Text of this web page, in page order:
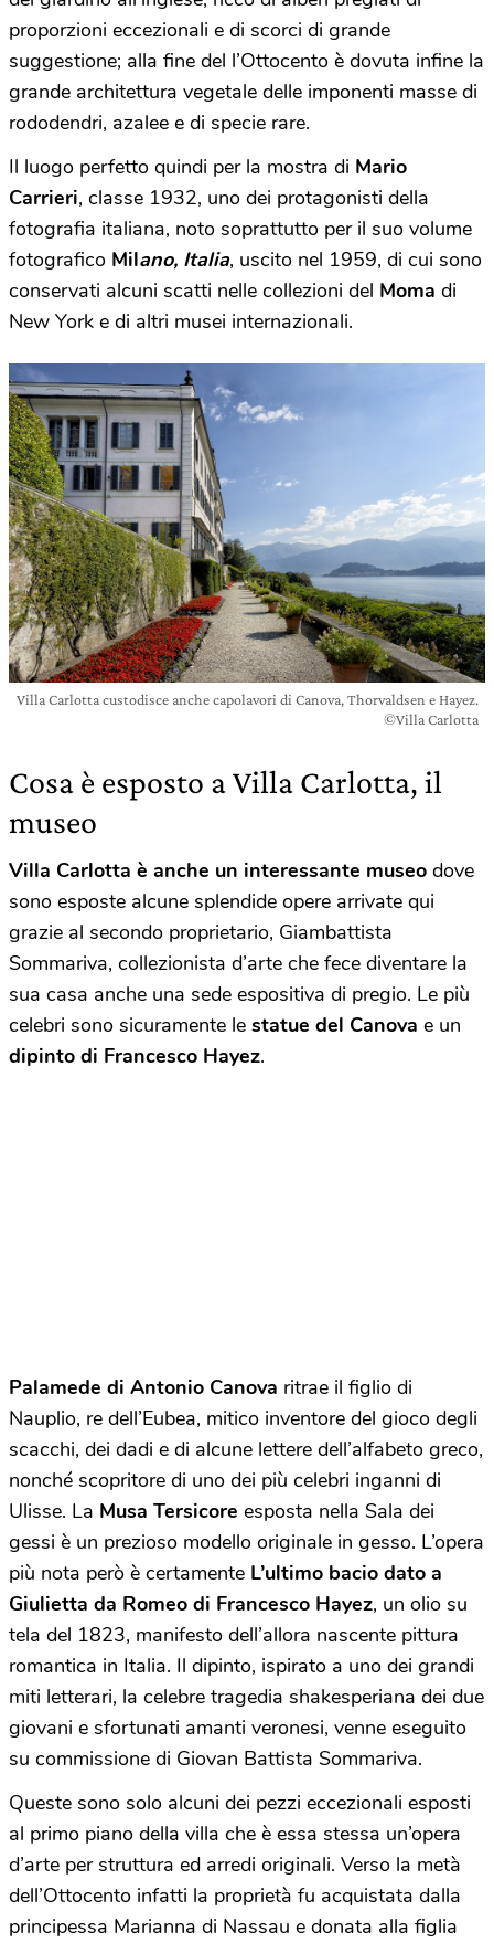
proporzioni eccezionali e di scorci di grande
suggestione; alla fine del l’Ottocento è dovuta infine la
grande architettura vegetale delle imponenti masse di
rododendri, azalee e di specie rare.
Il luogo perfetto quindi per la mostra di Mario
Carrieri, classe 1932, uno dei protagonisti della
fotografia italiana, noto soprattutto per il suo volume
fotografico Milano, Italia, uscito nel 1959, di cui sono
conservati alcuni scatti nelle collezioni del Moma di
New York e di altri musei internazionali.
Villa Carlotta custodisce anche capolavori di Canova, Thorvaldsen e Hayez.
©Villa Carlotta
Cosa è esposto a Villa Carlotta, il
museo
Villa Carlotta è anche un interessante museo dove
sono esposte alcune splendide opere arrivate qui
grazie al secondo proprietario, Giambattista
Sommariva, collezionista d’arte che fece diventare la
sua casa anche una sede espositiva di pregio. Le più
celebri sono sicuramente le statue del Canova e un
dipinto di Francesco Hayez.
Palamede di Antonio Canova ritrae il figlio di
Nauplio, re dell’Eubea, mitico inventore del gioco degli
scacchi, dei dadi e di alcune lettere dell’alfabeto greco,
nonché scopritore di uno dei più celebri inganni di
Ulisse. La Musa Tersicore esposta nella Sala dei
gessi è un prezioso modello originale in gesso. L’opera
più nota però è certamente L’ultimo bacio dato a
Giulietta da Romeo di Francesco Hayez, un olio su
tela del 1823, manifesto dell’allora nascente pittura
romantica in Italia. Il dipinto, ispirato a uno dei grandi
miti letterari, la celebre tragedia shakesperiana dei due
giovani e sfortunati amanti veronesi, venne eseguito
su commissione di Giovan Battista Sommariva.
Queste sono solo alcuni dei pezzi eccezionali esposti
al primo piano della villa che è essa stessa un’opera
d’arte per struttura ed arredi originali. Verso la metà
dell’Ottocento infatti la proprietà fu acquistata dalla
principessa Marianna di Nassau e donata alla figlia